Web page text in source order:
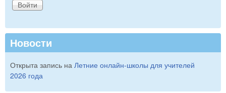
Новости
Открыта запись на Летние онлайн-школы для учителей
2026 года